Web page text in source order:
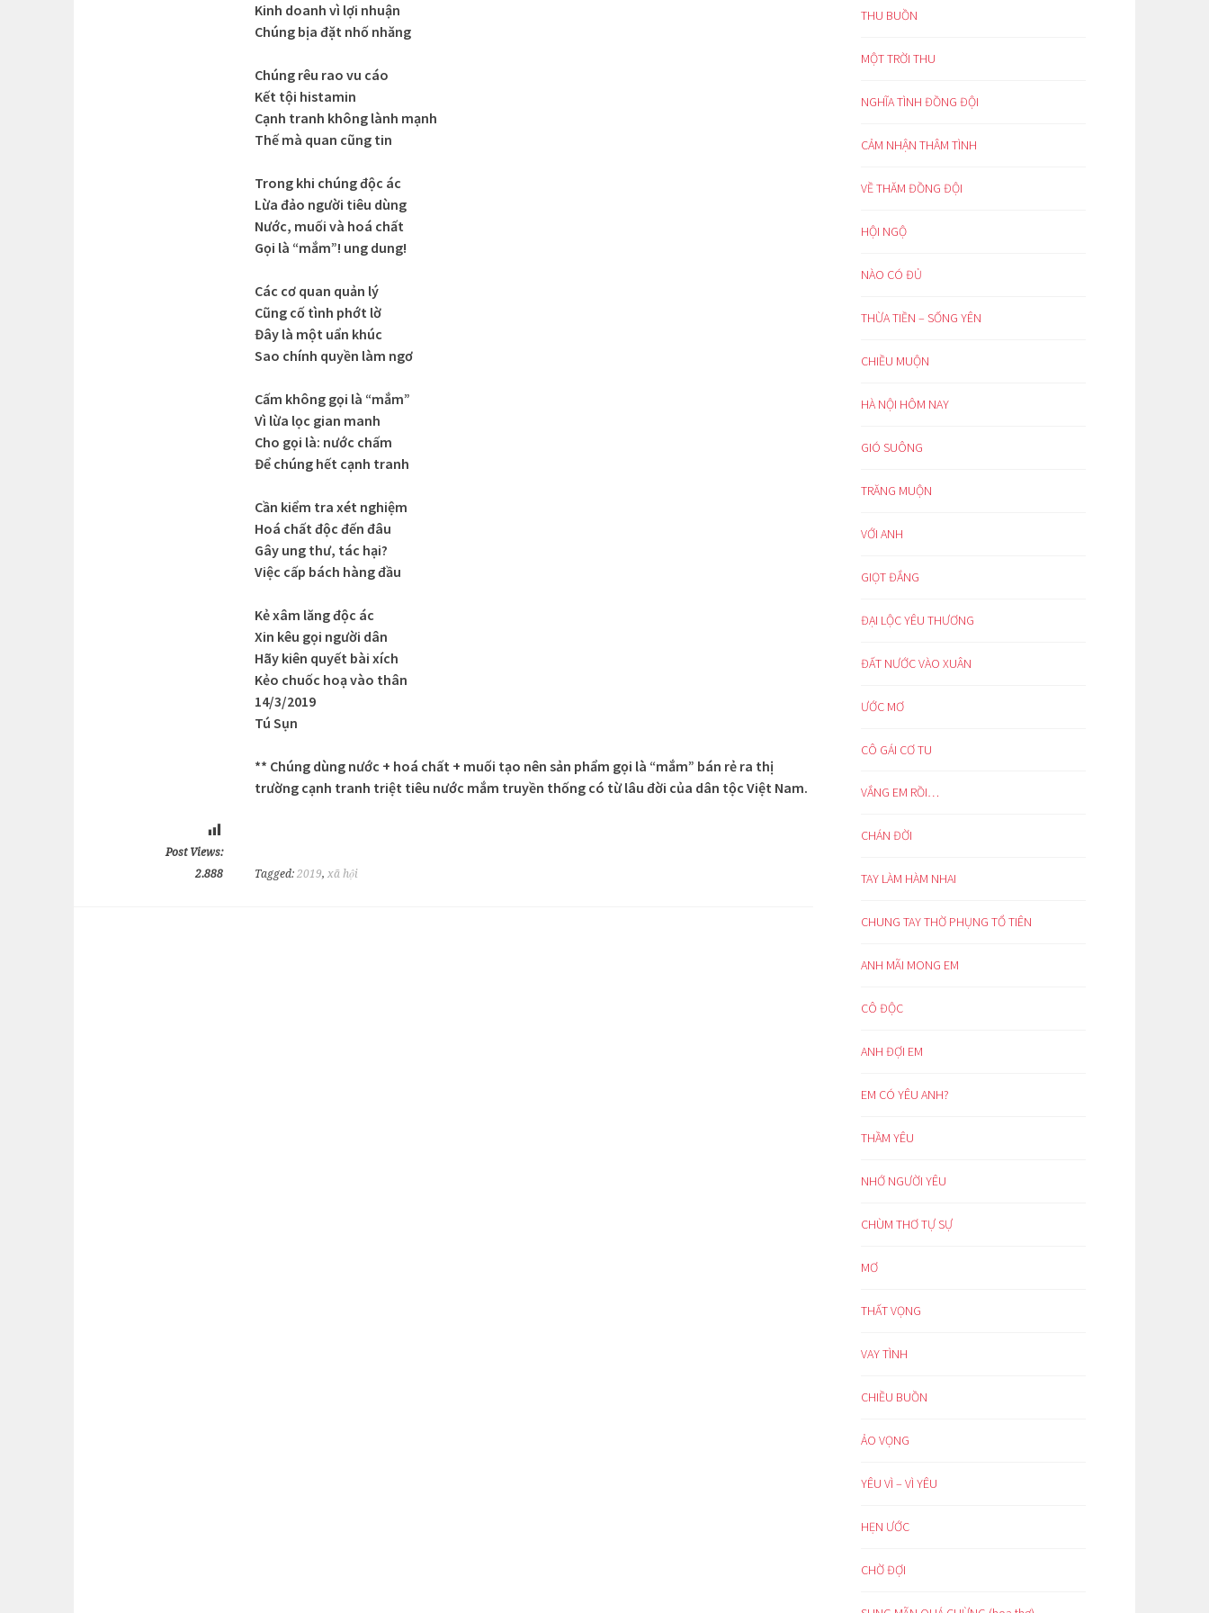
Kinh doanh vì lợi nhuận
Chúng bịa đặt nhố nhăng
Chúng rêu rao vu cáo
Kết tội histamin
Cạnh tranh không lành mạnh
Thế mà quan cũng tin
Trong khi chúng độc ác
Lừa đảo người tiêu dùng
Nước, muối và hoá chất
Gọi là “mắm”! ung dung!
Các cơ quan quản lý
Cũng cố tình phớt lờ
Đây là một uẩn khúc
Sao chính quyền làm ngơ
Cấm không gọi là “mắm”
Vì lừa lọc gian manh
Cho gọi là: nước chấm
Để chúng hết cạnh tranh
Cần kiểm tra xét nghiệm
Hoá chất độc đến đâu
Gây ung thư, tác hại?
Việc cấp bách hàng đầu
Kẻ xâm lăng độc ác
Xin kêu gọi người dân
Hãy kiên quyết bài xích
Kẻo chuốc hoạ vào thân
14/3/2019
Tú Sụn
** Chúng dùng nước + hoá chất + muối tạo nên sản phẩm gọi là “mắm” bán rẻ ra thị
trường cạnh tranh triệt tiêu nước mắm truyền thống có từ lâu đời của dân tộc Việt Nam.
Post Views:
2.888
Tagged: 2019, xã hội
THU BUỒN
MỘT TRỜI THU
NGHĨA TÌNH ĐỒNG ĐỘI
CẢM NHẬN THÂM TÌNH
VỀ THĂM ĐỒNG ĐỘI
HỘI NGỘ
NÀO CÓ ĐỦ
THỪA TIỀN – SỐNG YÊN
CHIỀU MUỘN
HÀ NỘI HÔM NAY
GIÓ SUÔNG
TRĂNG MUỘN
VỚI ANH
GIỌT ĐẮNG
ĐẠI LỘC YÊU THƯƠNG
ĐẤT NƯỚC VÀO XUÂN
ƯỚC MƠ
CÔ GÁI CƠ TU
VẮNG EM RỒI…
CHÁN ĐỜI
TAY LÀM HÀM NHAI
CHUNG TAY THỜ PHỤNG TỔ TIÊN
ANH MÃI MONG EM
CÔ ĐỘC
ANH ĐỢI EM
EM CÓ YÊU ANH?
THẦM YÊU
NHỚ NGƯỜI YÊU
CHÙM THƠ TỰ SỰ
MƠ
THẤT VỌNG
VAY TÌNH
CHIỀU BUỒN
ẢO VỌNG
YÊU VÌ – VÌ YÊU
HẸN ƯỚC
CHỜ ĐỢI